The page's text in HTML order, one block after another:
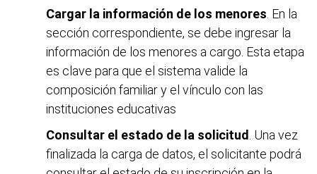
Cargar la información de los menores . En la
sección correspondiente, se debe ingresar la
información de los menores a cargo. Esta etapa
es clave para que el sistema valide la
composición familiar y el vínculo con las
instituciones educativas
Consultar el estado de la solicitud . Una vez
finalizada la carga de datos, el solicitante podrá